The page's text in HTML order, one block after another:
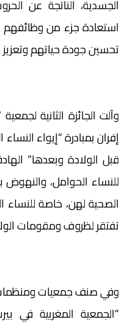
الجسدية، الناتجة عن
استعادة جزء من وظائفهم
تحسين جودة حياتهم
وآلت الجائزة الثانية
إفران بمبادرة “إيواء
قبل الولادة وبعدها”
للنساء الحوامل، والنهوض
الصحية لهن، خاصة للنساء
تفتقر لظروف ومقومات
وفي صنف جمعيات ومنظمات
“الجمعية المغربية في